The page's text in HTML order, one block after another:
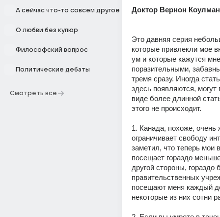
А сейчас что-то совсем другое
О любви без купюр
Философский вопрос
Политические дебаты
Смотреть все
Доктор Вернон Коулман
Это давняя серия
которые привлекли мое
ум и которые кажутся
поразительными,
тремя сразу. Иногда
здесь появляются, могут
виде более длинной
этого не происходит.
1. Канада, похоже, очень
ограничивает свободу
заметил, что теперь мои
посещает гораздо
другой стороны, гораздо
правительственных
посещают меня каждый
некоторые из них сотни